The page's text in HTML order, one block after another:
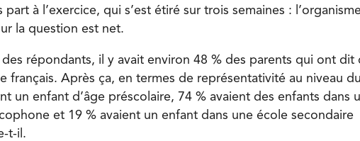
à l’exercice, qui s’est étiré sur trois semaines :
la question est net.
répondants, il y avait environ 48 % des parents qui ont dit
français. Après ça, en termes de représentativité au niveau du
un enfant d’âge préscolaire, 74 % avaient des enfants dans
et 19 % avaient un enfant dans une école secondaire
t-il.